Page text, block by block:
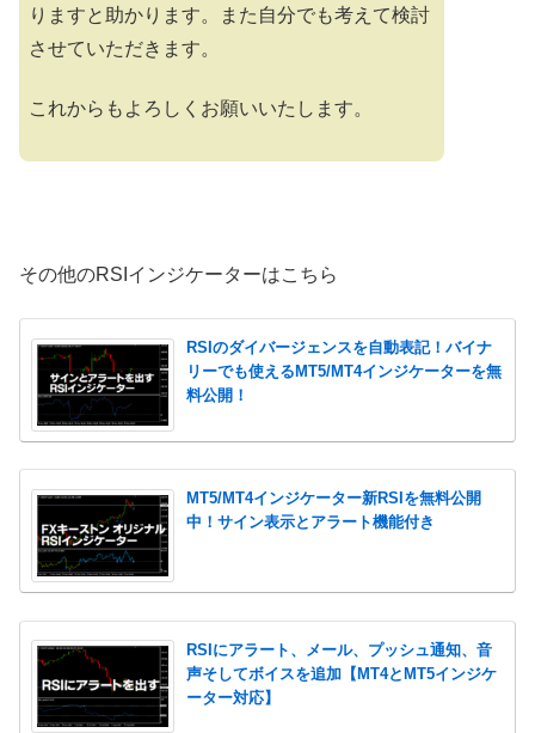
りますと助かります。また自分でも考えて検討
させていただきます。
これからもよろしくお願いいたします。
その他のRSIインジケーターはこちら
RSIのダイバージェンスを自動表記！バイナ
リーでも使えるMT5/MT4インジケーターを無
料公開！
MT5/MT4インジケーター新RSIを無料公開
中！サイン表示とアラート機能付き
RSIにアラート、メール、プッシュ通知、音
声そしてボイスを追加【MT4とMT5インジケ
ーター対応】